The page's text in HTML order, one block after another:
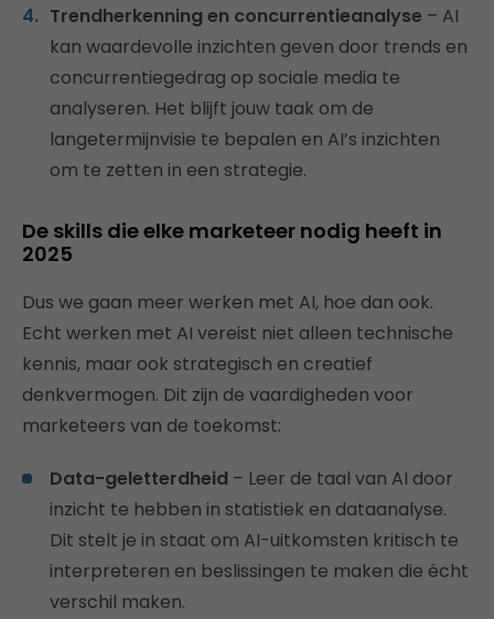
Trendherkenning en concurrentieanalyse – AI
kan waardevolle inzichten geven door trends en
concurrentiegedrag op sociale media te
analyseren. Het blijft jouw taak om de
langetermijnvisie te bepalen en AI’s inzichten
om te zetten in een strategie.
De skills die elke marketeer nodig heeft in
2025
Dus we gaan meer werken met AI, hoe dan ook.
Echt werken met AI vereist niet alleen technische
kennis, maar ook strategisch en creatief
denkvermogen. Dit zijn de vaardigheden voor
marketeers van de toekomst:
Data-geletterdheid – Leer de taal van AI door
inzicht te hebben in statistiek en dataanalyse.
Dit stelt je in staat om AI-uitkomsten kritisch te
interpreteren en beslissingen te maken die écht
verschil maken.